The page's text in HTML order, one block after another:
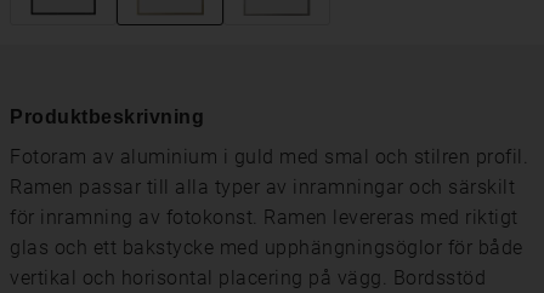
Produktbeskrivning
Fotoram av aluminium i guld med smal och stilren profil.
Ramen passar till alla typer av inramningar och särskilt
för inramning av fotokonst. Ramen levereras med riktigt
glas och ett bakstycke med upphängningsöglor för både
vertikal och horisontal placering på vägg. Bordsstöd